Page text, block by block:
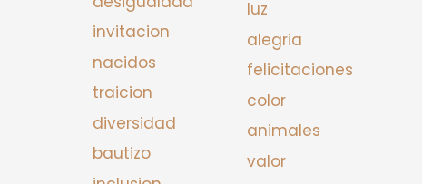
invitacion
nacidos
traicion
diversidad
bautizo
luz
alegria
felicitaciones
color
animales
valor